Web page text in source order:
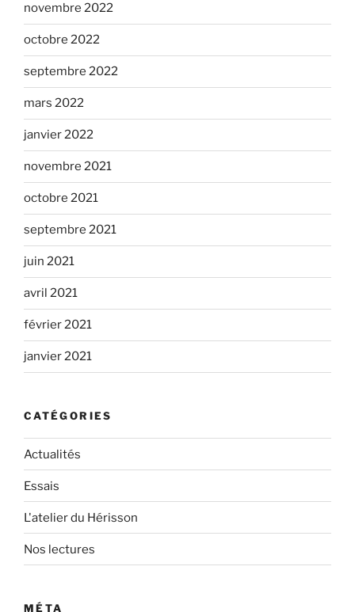
novembre 2022
octobre 2022
septembre 2022
mars 2022
janvier 2022
novembre 2021
octobre 2021
septembre 2021
juin 2021
avril 2021
février 2021
janvier 2021
CATÉGORIES
Actualités
Essais
L'atelier du Hérisson
Nos lectures
MÉTA